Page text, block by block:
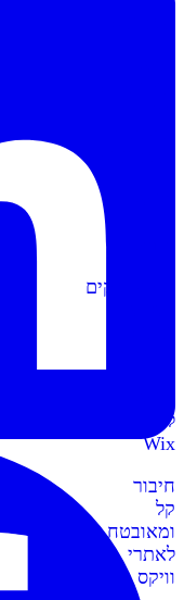
מתממשקים
ל-
Wix
חיבור
קל
ומאובטח
לאתרי
וויקס